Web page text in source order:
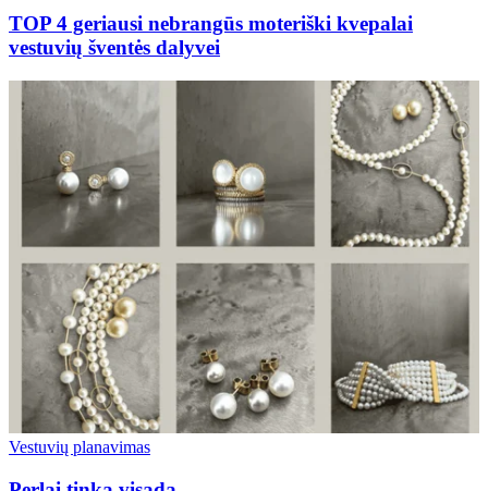
TOP 4 geriausi nebrangūs moteriški kvepalai
vestuvių šventės dalyvei
Vestuvių planavimas